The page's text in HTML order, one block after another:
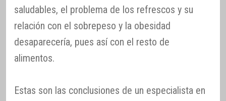
saludables, el problema de los refrescos y su
relación con el sobrepeso y la obesidad
desaparecería, pues así con el resto de
alimentos.
Estas son las conclusiones de un especialista en